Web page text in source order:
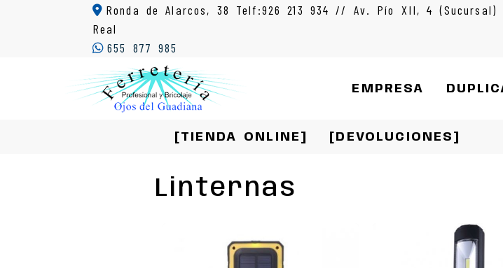
Ronda de Alarcos, 38 Telf:926 213 934 // Av. Pío XII, 4
Real
655 877 985
EMPRESA
[TIENDA ONLINE] [DEVOLUCIONES]
Linternas